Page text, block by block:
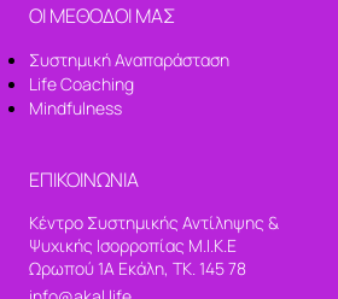
ΟΙ ΜΕΘΟΔΟΙ ΜΑΣ
Συστημική Αναπαράσταση
Life Coaching
Mindfulness
ΕΠΙΚΟΙΝΩΝΙΑ
Κέντρο Συστημικής Αντίληψης &
Ψυχικής Ισορροπίας Μ.Ι.Κ.Ε
Ωρωπού 1Α Εκάλη, ΤΚ. 145 78